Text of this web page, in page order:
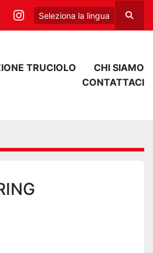
instagram
Seleziona la lingua Cerca
TRUCIOLO
CHI SIAMO
CONTATTACI